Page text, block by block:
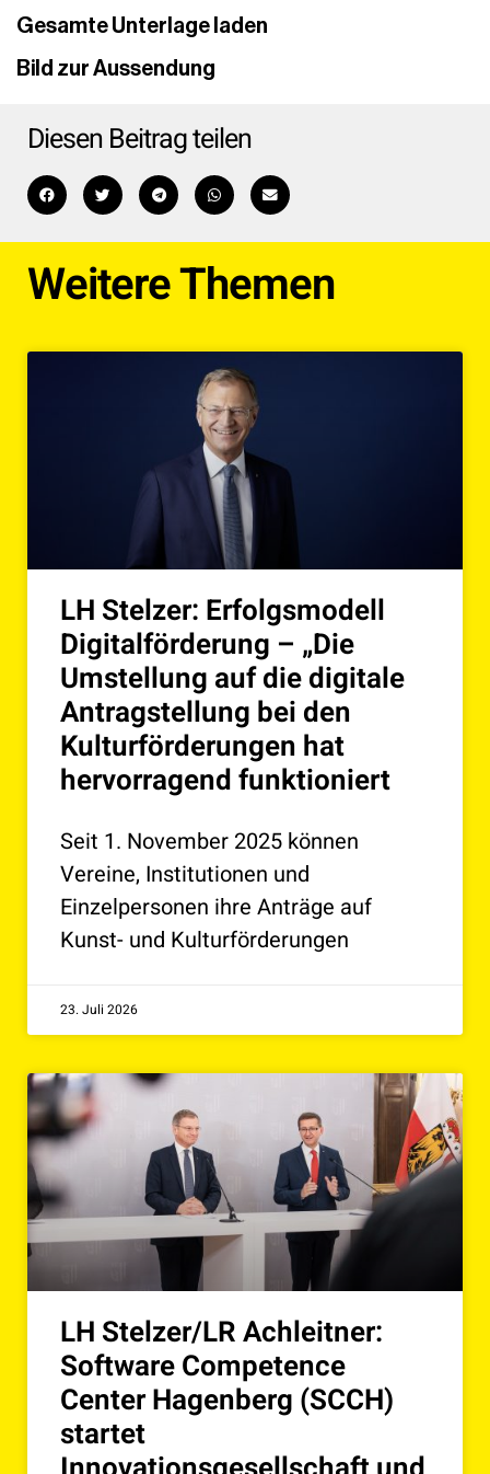
Gesamte Unterlage laden
Bild zur Aussendung
Diesen Beitrag teilen
Weitere Themen
LH Stelzer: Erfolgsmodell
Digitalförderung – „Die
Umstellung auf die digitale
Antragstellung bei den
Kulturförderungen hat
hervorragend funktioniert
Seit 1. November 2025 können
Vereine, Institutionen und
Einzelpersonen ihre Anträge auf
Kunst- und Kulturförderungen
23. Juli 2026
LH Stelzer/LR Achleitner:
Software Competence
Center Hagenberg (SCCH)
startet